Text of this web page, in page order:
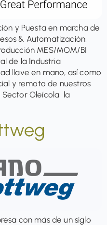
y Puesta en marcha de
& Automatización,
MES/MOM/BI
de la Industria
llave en mano, así como
y remoto de nuestros
Sector Oleícola la
con más de un siglo